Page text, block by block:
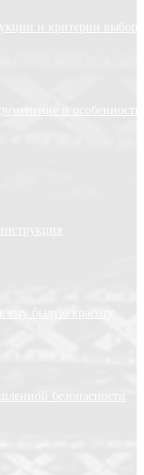
и критерии выбора
и особенности
ему былую красоту
безопасности